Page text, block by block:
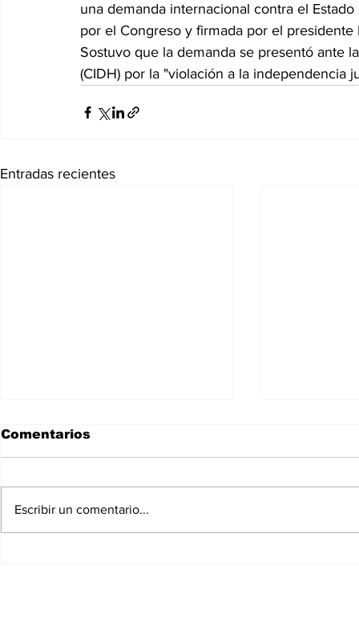
una demanda internacional contra el
por el Congreso y firmada por el
Sostuvo que la demanda se presentó ante
(CIDH) por la "violación a la independencia
Entradas recientes
Comentarios
Escribir un comentario...